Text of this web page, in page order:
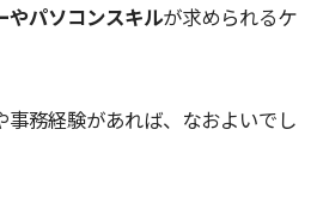
やパソコンスキルが求められるケ
事務経験があれば、なおよいでし